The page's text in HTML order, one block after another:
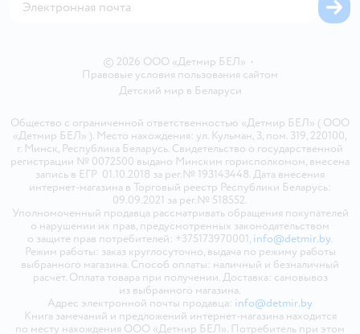
© 2026 ООО «Детмир БЕЛ» •
Правовые условия пользования сайтом
Детский мир в Беларуси
Общество с ограниченной ответственностью «Детмир БЕЛ» ( ООО
«Детмир БЕЛ» ). Место нахождения: ул. Кульман, 3, пом. 319, 220100,
г. Минск, Республика Беларусь. Свидетельство о государственной
регистрации № 0072500 выдано Минским горисполкомом, внесена
запись в ЕГР 01.10.2018 за рег.№ 193143448. Дата внесения
интернет-магазина в Торговый реестр Республики Беларусь:
09.09.2021 за рег.№ 518552.
Уполномоченный продавца рассматривать обращения покупателей
о нарушении их прав, предусмотренных законодательством
о защите прав потребителей: +375173970001, info@detmir.by.
Режим работы: заказ круглосуточно, выдача по режиму работы
выбранного магазина. Способ оплаты: наличный и безналичный
расчёт. Оплата товара при получении. Доставка: самовывоз
из выбранного магазина.
Адрес электронной почты продавца: info@detmir.by
Книга замечаний и предложений интернет-магазина находится
по месту нахождения ООО «Детмир БЕЛ». Потребитель при этом